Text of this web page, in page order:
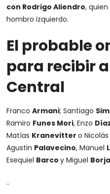
con Rodrigo Aliendro,
hombro izquierdo.
El probable
para recibir
Central
FrancoArmani; Santiago
Ramiro Funes Mori, Enzo
Matías Kranevittero Nicolás
Agustin Palavecino, Manuel
Esequiel Barcoy Miguel
..